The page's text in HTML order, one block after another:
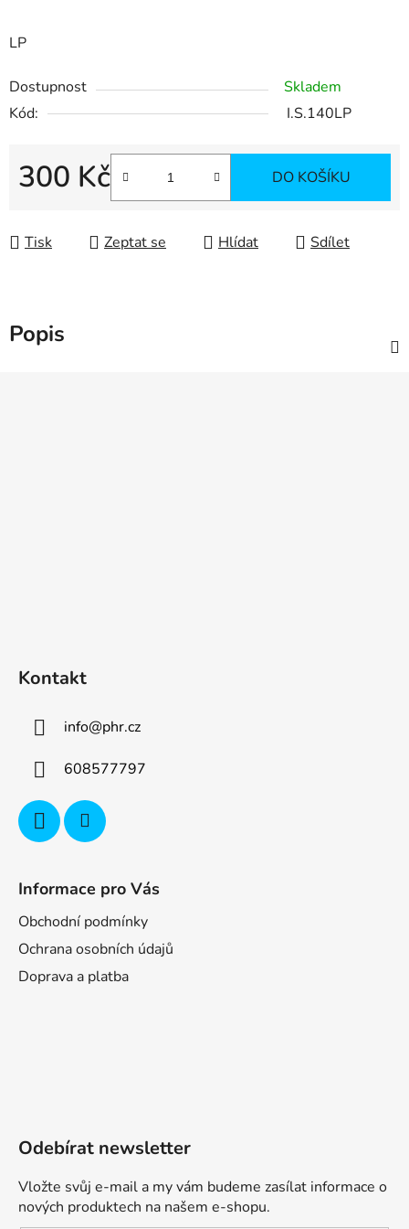
LP
Dostupnost
Skladem
Kód:
I.S.140LP
300 Kč DO KOŠÍKU
Tisk Zeptat se Hlídat Sdílet
Popis
Kontakt
info@phr.cz
608577797
Informace pro Vás
Obchodní podmínky
Ochrana osobních údajů
Doprava a platba
Odebírat newsletter
Vložte svůj e-mail a my vám budeme zasílat informace o
nových produktech na našem e-shopu.